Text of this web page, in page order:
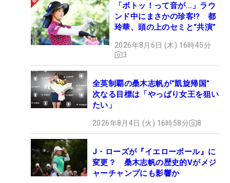
「ボトッ！って音が…」ラウ
ンド中にまさかの珍客!? 都
玲華、頭の上のセミと“共演”
2026年8月6日 (木) 16時45分
3
全英制覇の桑木志帆が“凱旋帰国”
次なる目標は「やっぱり女王を狙い
たい」
2026年8月4日 (火) 16時58分 8
J・ローズが『イエローボール』に
変更？ 桑木志帆の歴史的Vがメジ
ャーチャンプにも影響か